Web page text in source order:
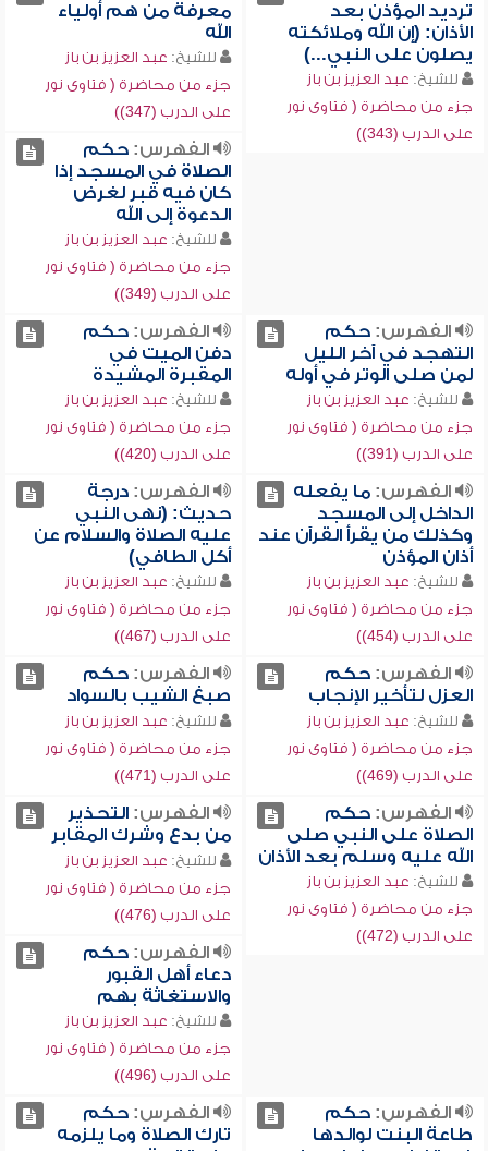
ترديد المؤذن بعد
الأذان: (إن الله وملائكته
يصلون على النبي...)
للشيخ: عبد العزيز بن باز
جزء من محاضرة ( فتاوى نور
على الدرب (343))
معرفة من هم أولياء
الله
للشيخ: عبد العزيز بن باز
جزء من محاضرة ( فتاوى نور
على الدرب (347))
الفهرس:حكم
الصلاة في المسجد إذا
كان فيه قبر لغرض
الدعوة إلى الله
للشيخ: عبد العزيز بن باز
جزء من محاضرة ( فتاوى نور
على الدرب (349))
الفهرس:حكم
التهجد في آخر الليل
لمن صلى الوتر في أوله
للشيخ: عبد العزيز بن باز
جزء من محاضرة ( فتاوى نور
على الدرب (391))
الفهرس:حكم
دفن الميت في
المقبرة المشيدة
للشيخ: عبد العزيز بن باز
جزء من محاضرة ( فتاوى نور
على الدرب (420))
الفهرس:ما يفعله
الداخل إلى المسجد
وكذلك من يقرأ القرآن عند
أذان المؤذن
للشيخ: عبد العزيز بن باز
جزء من محاضرة ( فتاوى نور
على الدرب (454))
الفهرس:درجة
حديث: (نهى النبي
عليه الصلاة والسلام عن
أكل الطافي)
للشيخ: عبد العزيز بن باز
جزء من محاضرة ( فتاوى نور
على الدرب (467))
الفهرس:حكم
العزل لتأخير الإنجاب
للشيخ: عبد العزيز بن باز
جزء من محاضرة ( فتاوى نور
على الدرب (469))
الفهرس:حكم
صبغ الشيب بالسواد
للشيخ: عبد العزيز بن باز
جزء من محاضرة ( فتاوى نور
على الدرب (471))
الفهرس:حكم
الصلاة على النبي صلى
الله عليه وسلم بعد الأذان
للشيخ: عبد العزيز بن باز
جزء من محاضرة ( فتاوى نور
على الدرب (472))
الفهرس:التحذير
من بدع وشرك المقابر
للشيخ: عبد العزيز بن باز
جزء من محاضرة ( فتاوى نور
على الدرب (476))
الفهرس:حكم
دعاء أهل القبور
والاستغاثة بهم
للشيخ: عبد العزيز بن باز
جزء من محاضرة ( فتاوى نور
على الدرب (496))
الفهرس:حكم
طاعة البنت لوالدها
الفهرس:حكم
تارك الصلاة وما يلزمه